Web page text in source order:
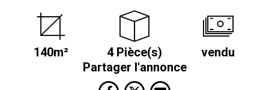
140m² 4 Pièce(s)
vendu
Partager l'annonce